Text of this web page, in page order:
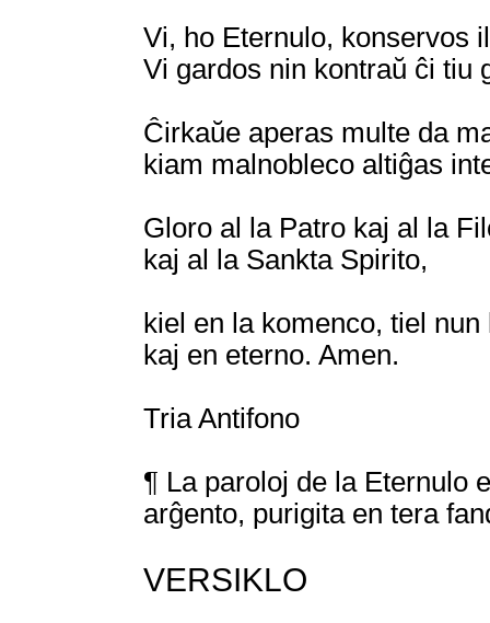
Vi, ho Eternulo, konservos
Vi gardos nin kontraŭ ĉi tiu
Ĉirkaŭe aperas multe da
kiam malnobleco altiĝas
Gloro al la Patro kaj al la
kaj al la Sankta Spirito,
kiel en la komenco, tiel
kaj en eterno. Amen.
Tria Antifono
¶ La paroloj de la Eternulo
arĝento, purigita en tera
VERSIKLO